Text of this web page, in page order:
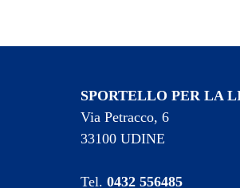
SPORTELLO PER LA
Via Petracco, 6
33100 UDINE
Tel.0432 556485